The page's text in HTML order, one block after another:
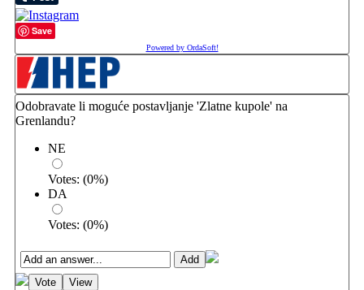
Save
Powered by OrdaSoft!
Odobravate li moguće postavljanje 'Zlatne kupole' na
Grenlandu?
NE
Votes: (0%)
DA
Votes: (0%)